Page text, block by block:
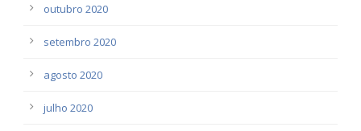
outubro 2020
setembro 2020
agosto 2020
julho 2020